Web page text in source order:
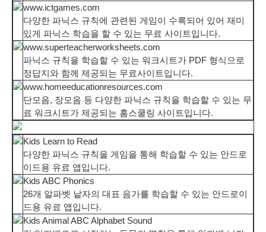
www.ictgames.com
다양한 파닉스 규칙에 관련된 게임이 수록되어 있어 재미
있게 파닉스 학습을 할 수 있는 무료 사이트입니다.
www.superteacherworksheets.com
파닉스 규칙을 학습할 수 있는 워크시트가 PDF 형식으로
정답지와 함께 제공되는 무료사이트입니다.
www.homeeducationresources.com
단모음, 장모음 등 다양한 파닉스 규칙을 학습할 수 있는 무
료 워크시트가 제공되는 홈스쿨링 사이트입니다.
Kids Learn to Read
다양한 파닉스 규칙을 게임을 통해 학습할 수 있는 안드로
이드용 유료 앱입니다.
Kids ABC Phonics
26개 알파벳 낱자의 대표 음가를 학습할 수 있는 안드로이
드용 유료 앱입니다.
Kids Animal ABC Alphabet Sound